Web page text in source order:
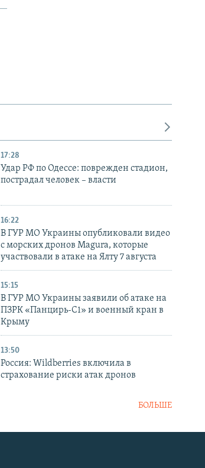
17:28
Удар РФ по Одессе: поврежден стадион,
пострадал человек – власти
16:22
В ГУР МО Украины опубликовали видео
с морских дронов Magura, которые
участвовали в атаке на Ялту 7 августа
15:15
В ГУР МО Украины заявили об атаке на
ПЗРК «Панцирь-С1» и военный кран в
Крыму
13:50
Россия: Wildberries включила в
страхование риски атак дронов
БОЛЬШЕ